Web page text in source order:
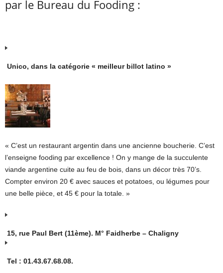
par le Bureau du Fooding :
Unico, dans la catégorie « meilleur billot latino »
« C’est un restaurant argentin dans une ancienne boucherie. C’est
l’enseigne fooding par excellence ! On y mange de la succulente
viande argentine cuite au feu de bois, dans un décor très 70’s.
Compter environ 20 € avec sauces et potatoes, ou légumes pour
une belle pièce, et 45 € pour la totale. »
15, rue Paul Bert (11ème). M° Faidherbe – Chaligny
Tel : 01.43.67.68.08.